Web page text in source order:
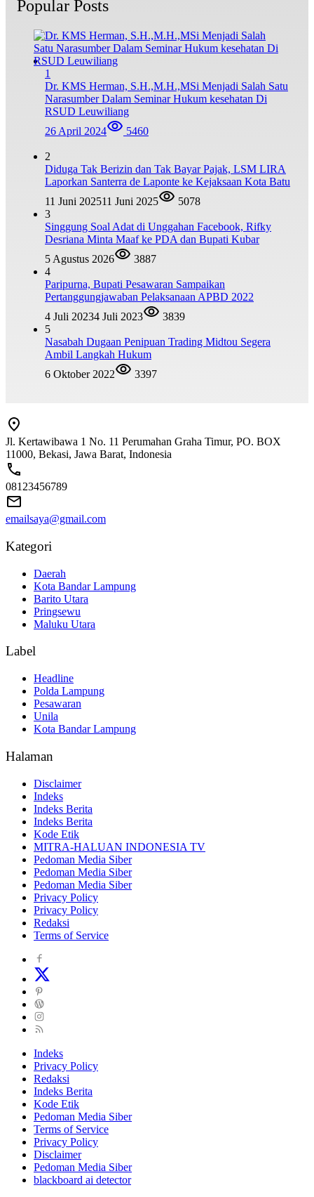
Popular Posts
1
Dr. KMS Herman, S.H.,M.H.,MSi Menjadi Salah Satu
Narasumber Dalam Seminar Hukum kesehatan Di
RSUD Leuwiliang
26 April 2024
5460
2
Diduga Tak Berizin dan Tak Bayar Pajak, LSM LIRA
Laporkan Santerra de Laponte ke Kejaksaan Kota Batu
11 Juni 202511 Juni 2025
5078
3
Singgung Soal Adat di Unggahan Facebook, Rifky
Desriana Minta Maaf ke PDA dan Bupati Kubar
5 Agustus 2026
3887
4
Paripurna, Bupati Pesawaran Sampaikan
Pertanggungjawaban Pelaksanaan APBD 2022
4 Juli 20234 Juli 2023
3839
5
Nasabah Dugaan Penipuan Trading Midtou Segera
Ambil Langkah Hukum
6 Oktober 2022
3397
Jl. Kertawibawa 1 No. 11 Perumahan Graha Timur, PO. BOX
11000, Bekasi, Jawa Barat, Indonesia
08123456789
emailsaya@gmail.com
Kategori
Daerah
Kota Bandar Lampung
Barito Utara
Pringsewu
Maluku Utara
Label
Headline
Polda Lampung
Pesawaran
Unila
Kota Bandar Lampung
Halaman
Disclaimer
Indeks
Indeks Berita
Indeks Berita
Kode Etik
MITRA-HALUAN INDONESIA TV
Pedoman Media Siber
Pedoman Media Siber
Pedoman Media Siber
Privacy Policy
Privacy Policy
Redaksi
Terms of Service
Indeks
Privacy Policy
Redaksi
Indeks Berita
Kode Etik
Pedoman Media Siber
Terms of Service
Privacy Policy
Disclaimer
Pedoman Media Siber
blackboard ai detector